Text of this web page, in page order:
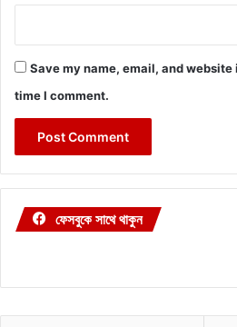
Save my name, email, and
time I comment.
ফেসবুকে সাথে থাকুন